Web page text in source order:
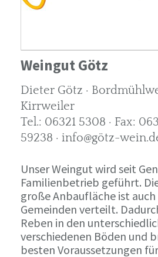
Weingut Götz
Dieter Götz ·
Kirrweiler
Tel.: 06321 5308 · Fax:
59238 · info@götz-
Unser Weingut wird seit
Familienbetrieb geführt.
große Anbaufläche ist
Gemeinden verteilt.
Reben in den
verschiedenen Böden und
besten Voraussetzungen